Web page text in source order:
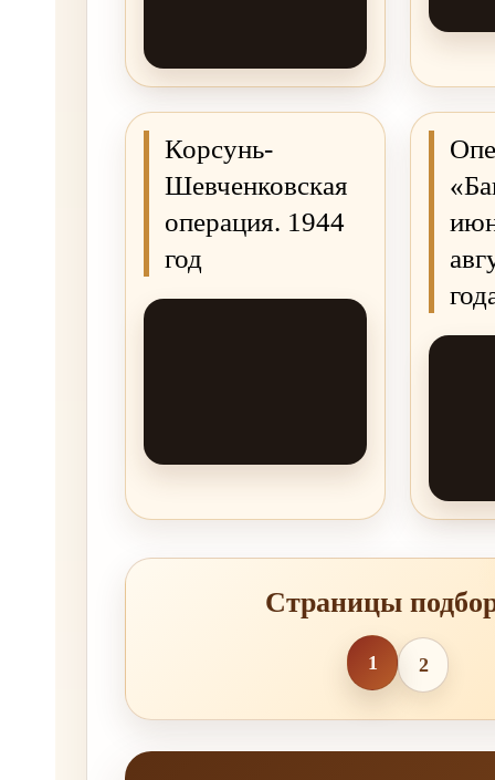
Корсунь-
Шевченковская
операция. 1944
год
Страницы
1 2